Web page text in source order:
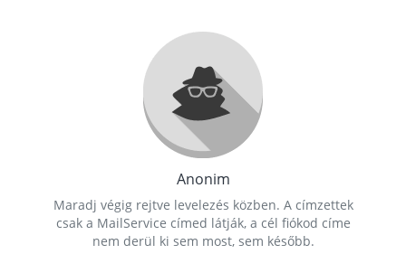
Anonim
Maradj végig rejtve levelezés közben. A címzettek
csak a MailService címed látják, a cél fiókod címe
nem derül ki sem most, sem később.